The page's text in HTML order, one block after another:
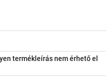
termékleírás nem érhető el